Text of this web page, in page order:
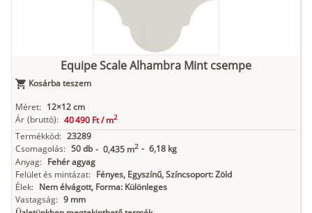
Equipe Scale Alhambra Mint csempe
Kosárba teszem
Méret: 12×12 cm
Ár (bruttó): 40 490 Ft /m2
Termékkód: 23289
Csomagolás: 50 db - 0,435 m2 - 6,18 kg
Anyag: Fehér agyag
Felület és mintázat: Fényes, Egyszínű, Színcsoport: Zöld
Élek: Nem élvágott, Forma: Különleges
Vastagság: 9 mm